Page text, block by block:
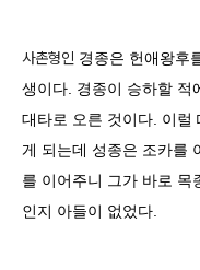
사촌형인 경종은 헌애왕후
생이다. 경종이 승하할 적
대타로 오른 것이다. 이럴
게 되는데 성종은 조카를
를 이어주니 그가 바로 목
인지 아들이 없었다.